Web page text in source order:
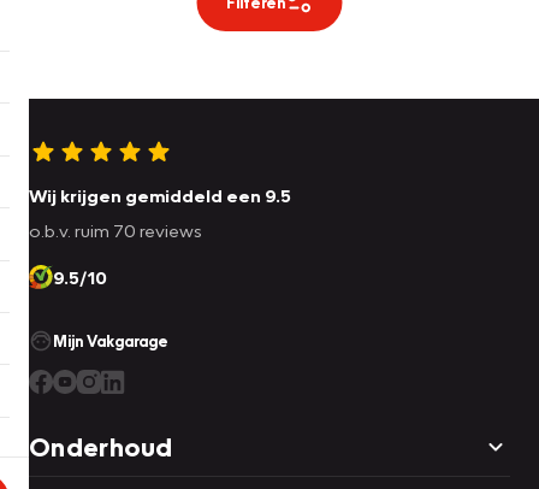
Wij krijgen gemiddeld een 9.5
o.b.v. ruim 70 reviews
9.5/10
Mijn Vakgarage
Onderhoud